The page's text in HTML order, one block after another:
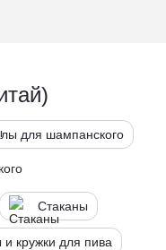
для шампанского
Стаканы
и кружки для пива